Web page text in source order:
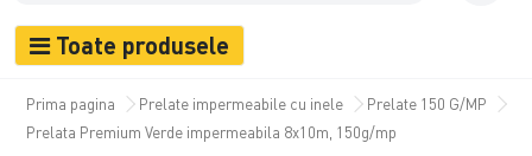
Toate produsele
Prima pagina Prelate impermeabile cu inele
Prelate 150 G/MP
Prelata Premium Verde impermeabila 8x10m, 150g/mp